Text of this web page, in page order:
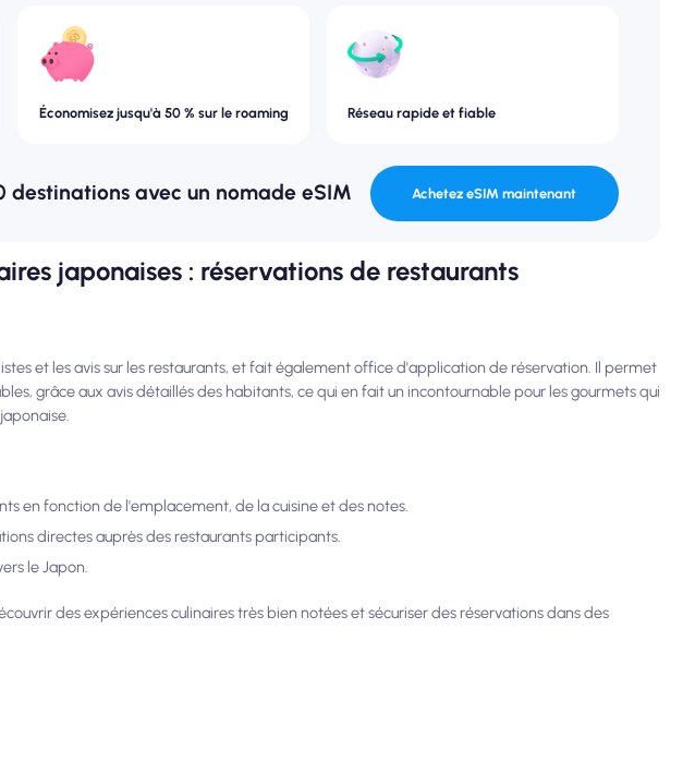
Économisez jusqu'à 50 % sur le roaming Réseau rapide et fiable
destinations avec un nomade eSIM Achetez eSIM maintenant
japonaises : réservations de restaurants
et les avis sur les restaurants, et fait également office d'application de réservation. Il permet
grâce aux avis détaillés des habitants, ce qui en fait un incontournable pour les gourmets qui
en fonction de l'emplacement, de la cuisine et des notes.
directes auprès des restaurants participants.
le Japon.
des expériences culinaires très bien notées et sécuriser des réservations dans des